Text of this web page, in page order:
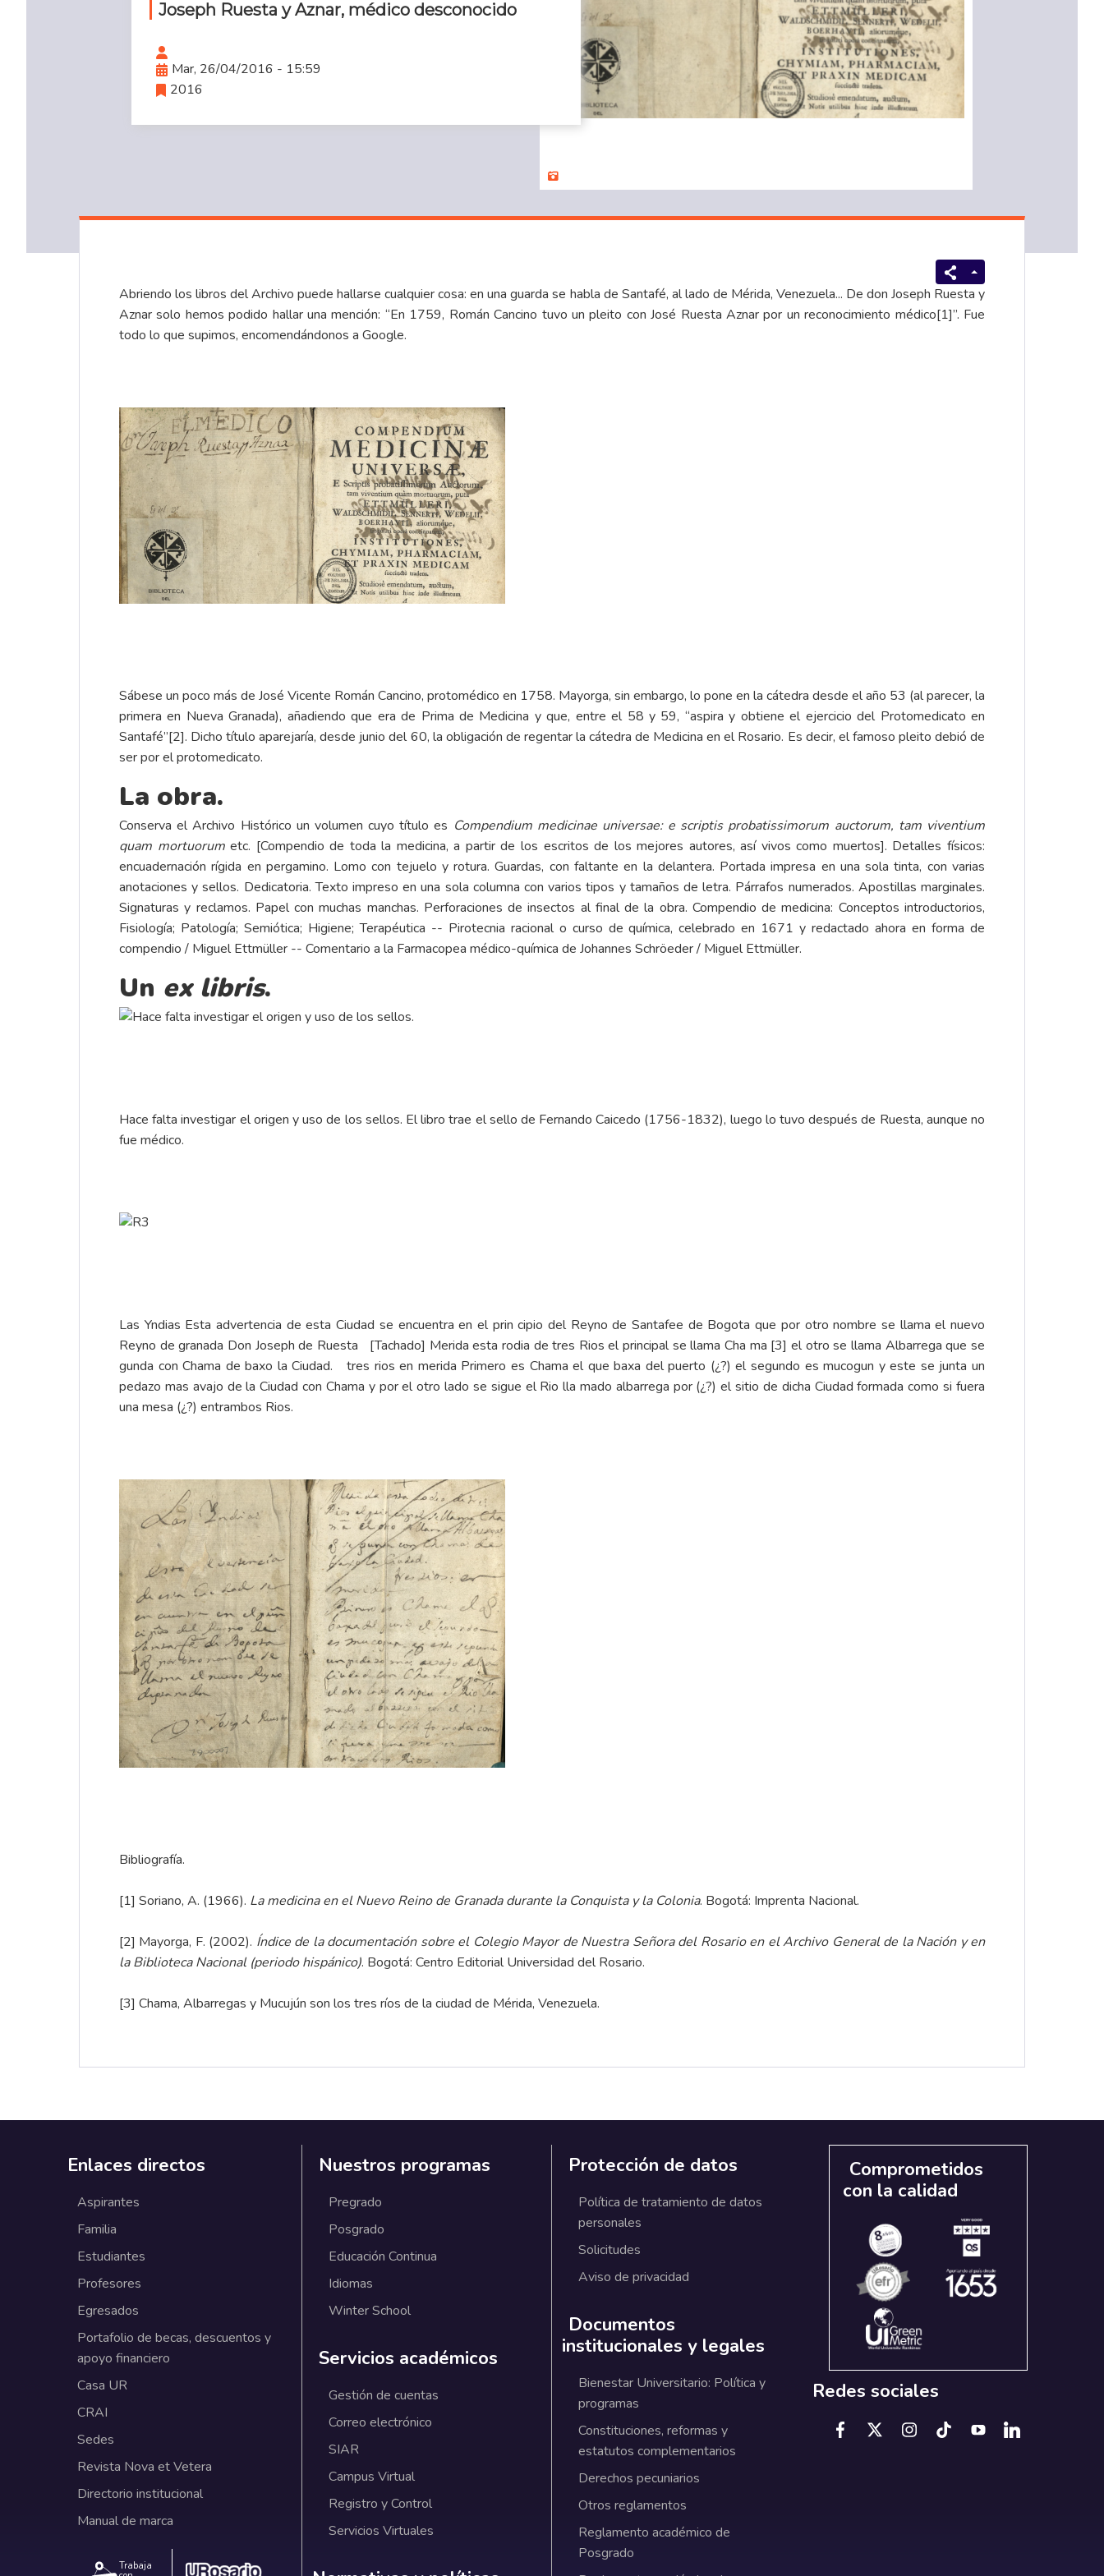
Joseph Ruesta y Aznar, médico desconocido
Mar, 26/04/2016 - 15:59
2016
Abriendo los libros del Archivo puede hallarse cualquier cosa: en una guarda se habla de Santafé, al lado de Mérida, Venezuela... De don Joseph Ruesta y
Aznar solo hemos podido hallar una mención: “En 1759, Román Cancino tuvo un pleito con José Ruesta Aznar por un reconocimiento médico[1]”. Fue
todo lo que supimos, encomendándonos a Google.
Sábese un poco más de José Vicente Román Cancino, protomédico en 1758. Mayorga, sin embargo, lo pone en la cátedra desde el año 53 (al parecer, la
primera en Nueva Granada), añadiendo que era de Prima de Medicina y que, entre el 58 y 59, “aspira y obtiene el ejercicio del Protomedicato en
Santafé”[2]. Dicho título aparejaría, desde junio del 60, la obligación de regentar la cátedra de Medicina en el Rosario. Es decir, el famoso pleito debió de
ser por el protomedicato.
La obra.
Conserva el Archivo Histórico un volumen cuyo título es Compendium medicinae universae: e scriptis probatissimorum auctorum, tam viventium
quam mortuorumetc. [Compendio de toda la medicina, a partir de los escritos de los mejores autores, así vivos como muertos]. Detalles físicos:
encuadernación rígida en pergamino. Lomo con tejuelo y rotura. Guardas, con faltante en la delantera. Portada impresa en una sola tinta, con varias
anotaciones y sellos. Dedicatoria. Texto impreso en una sola columna con varios tipos y tamaños de letra. Párrafos numerados. Apostillas marginales.
Signaturas y reclamos. Papel con muchas manchas. Perforaciones de insectos al final de la obra. Compendio de medicina: Conceptos introductorios,
Fisiología; Patología; Semiótica; Higiene; Terapéutica -- Pirotecnia racional o curso de química, celebrado en 1671 y redactado ahora en forma de
compendio / Miguel Ettmüller -- Comentario a la Farmacopea médico-química de Johannes Schröeder / Miguel Ettmüller.
Un ex libris.
Hace falta investigar el origen y uso de los sellos. El libro trae el sello de Fernando Caicedo (1756-1832), luego lo tuvo después de Ruesta, aunque no
fue médico.
Las Yndias Esta advertencia de esta Ciudad se encuentra en el prin cipio del Reyno de Santafee de Bogota que por otro nombre se llama el nuevo
Reyno de granada Don Joseph de Ruesta [Tachado] Merida esta rodia de tres Rios el principal se llama Cha ma [3] el otro se llama Albarrega que se
gunda con Chama de baxo la Ciudad. tres rios en merida Primero es Chama el que baxa del puerto (¿?) el segundo es mucogun y este se junta un
pedazo mas avajo de la Ciudad con Chama y por el otro lado se sigue el Rio lla mado albarrega por (¿?) el sitio de dicha Ciudad formada como si fuera
una mesa (¿?) entrambos Rios.
Bibliografía.
[1] Soriano, A. (1966). La medicina en el Nuevo Reino de Granada durante la Conquista y la Colonia. Bogotá: Imprenta Nacional.
[2] Mayorga, F. (2002). Índice de la documentación sobre el Colegio Mayor de Nuestra Señora del Rosario en el Archivo General de la Nación y en
la Biblioteca Nacional (periodo hispánico). Bogotá: Centro Editorial Universidad del Rosario.
[3] Chama, Albarregas y Mucujún son los tres ríos de la ciudad de Mérida, Venezuela.
Enlaces directos
Aspirantes
Familia
Estudiantes
Profesores
Egresados
Portafolio de becas, descuentos y
apoyo financiero
Casa UR
CRAI
Sedes
Revista Nova et Vetera
Directorio institucional
Manual de marca
Trabaja
Nuestros programas
Pregrado
Posgrado
Educación Continua
Idiomas
Winter School
Servicios académicos
Gestión de cuentas
Correo electrónico
SIAR
Campus Virtual
Registro y Control
Servicios Virtuales
Protección de datos
Política de tratamiento de datos
personales
Solicitudes
Aviso de privacidad
Documentos
institucionales y legales
Bienestar Universitario: Política y
programas
Constituciones, reformas y
estatutos complementarios
Derechos pecuniarios
Otros reglamentos
Reglamento académico de
Posgrado
Comprometidos
con la calidad
Redes sociales